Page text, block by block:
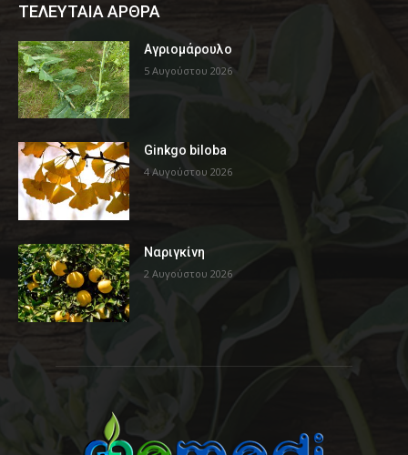
ΤΕΛΕΥΤΑΙΑ ΑΡΘΡΑ
Αγριομάρουλο
5 Αυγούστου 2026
Ginkgo biloba
4 Αυγούστου 2026
Ναριγκίνη
2 Αυγούστου 2026